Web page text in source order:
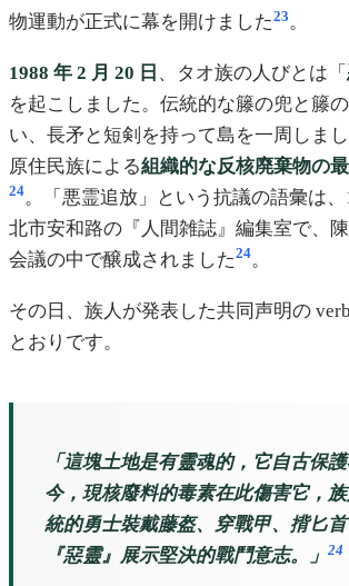
物運動が正式に幕を開けました23。
1988 年 2 月 20 日 、タオ族の人びとは「
を起こしました。伝統的な籐の兜と籐
い、長矛と短剣を持って島を一周しま
原住民族による組織的な反核廃棄物の
24。「悪霊追放」という抗議の語彙は、
北市安和路の『人間雑誌』編集室で、
会議の中で醸成されました24。
その日、族人が発表した共同声明の
とおりです。
「這塊土地是有靈魂的，它自古保
今，現核廢料的毒素在此傷害它，
統的勇士裝戴藤盔、穿戰甲、揹匕
『惡靈』展示堅決的戰鬥意志。」 24